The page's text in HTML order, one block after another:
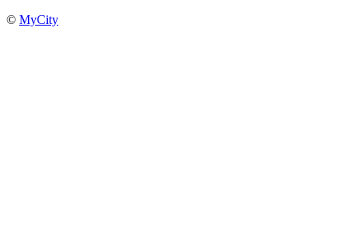
© MyCity